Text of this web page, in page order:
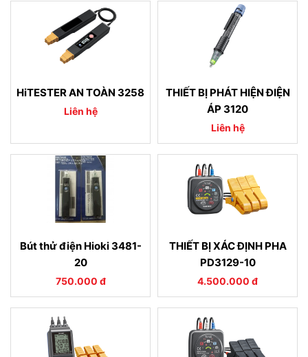
HiTESTER AN TOÀN 3258
Liên hệ
THIẾT BỊ PHÁT HIỆN ĐIỆN
ÁP 3120
Liên hệ
Bút thử điện Hioki 3481-
20
750.000 đ
THIẾT BỊ XÁC ĐỊNH PHA
PD3129-10
4.500.000 đ